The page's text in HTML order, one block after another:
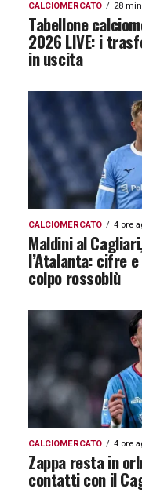
CALCIOMERCATO 28
Tabellone
2026 LIVE: i
in uscita
CALCIOMERCATO 4 ore
Maldini al
l’Atalanta: cifre
colpo rossoblù
CALCIOMERCATO 4 ore
Zappa resta in
contatti con il